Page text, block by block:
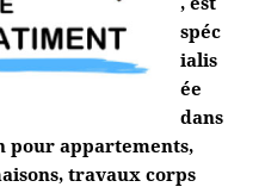
spéc
ialis
ée
dans
pour appartements,
travaux corps